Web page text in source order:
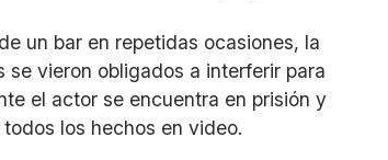
un bar en repetidas ocasiones, la
vieron obligados a interferir para
el actor se encuentra en prisión y
los hechos en video.